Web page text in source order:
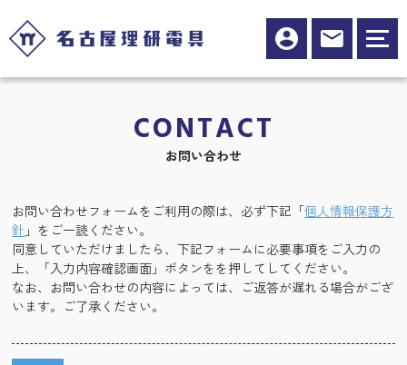
CONTACT
お問い合わせ
お問い合わせフォームをご利用の際は、必ず下記「個人情報保護方
針 」をご一読ください。
同意していただけましたら、下記フォームに必要事項をご入力の
上、「入力内容確認画面」ボタンをを押してしてください。
なお、お問い合わせの内容によっては、ご返答が遅れる場合がござ
います。ご了承ください。